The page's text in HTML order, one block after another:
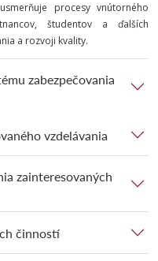
procesy vnútorného
študentov a ďalších
a rozvoji kvality.
zabezpečovania
vzdelávania
zainteresovaných
činností